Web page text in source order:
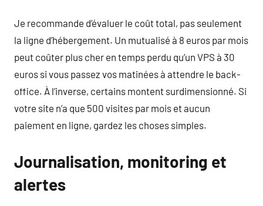
Je recommande d’évaluer le coût total, pas seulement
la ligne d’hébergement. Un mutualisé à 8 euros par mois
peut coûter plus cher en temps perdu qu’un VPS à 30
euros si vous passez vos matinées à attendre le back-
office. À l’inverse, certains montent surdimensionné. Si
votre site n’a que 500 visites par mois et aucun
paiement en ligne, gardez les choses simples.
Journalisation, monitoring et
alertes